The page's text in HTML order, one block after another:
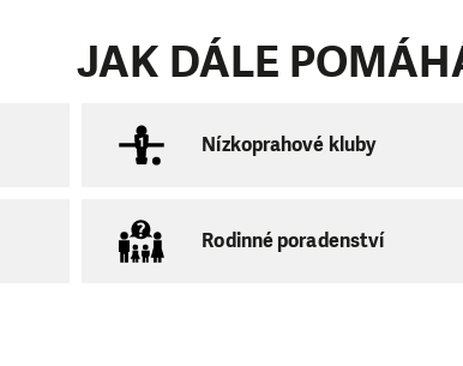
JAK DÁLE
Nízkoprahové kluby
Rodinné poradenství